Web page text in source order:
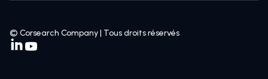
© Corsearch Company | Tous droits réservés